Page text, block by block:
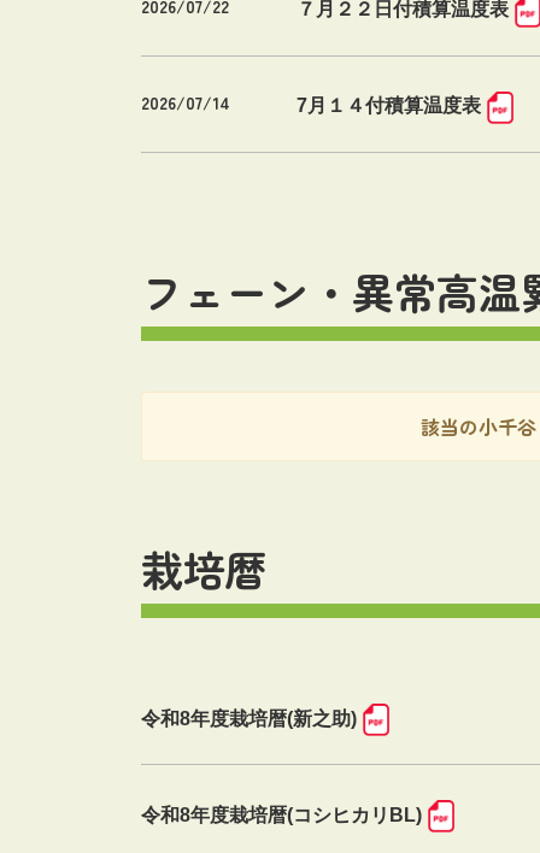
2026/07/22 ７月２２日付積算温度表
2026/07/14 7月１４付積算温度表
フェーン・異常高温
該当の小千
栽培暦
令和8年度栽培暦(新之助)
令和8年度栽培暦(コシヒカリBL)